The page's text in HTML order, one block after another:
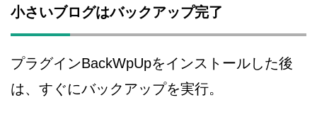
小さいブログはバックアップ完了
プラグインBackWpUpをインストールした後
は、すぐにバックアップを実行。